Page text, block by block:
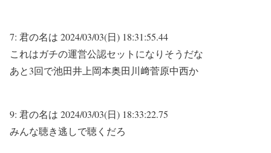
7: 君の名は 2024/03/03(日) 18:31:55.44
これはガチの運営公認セットになりそうだな
あと3回で池田井上岡本奥田川﨑菅原中西か
9: 君の名は 2024/03/03(日) 18:33:22.75
みんな聴き逃しで聴くだろ